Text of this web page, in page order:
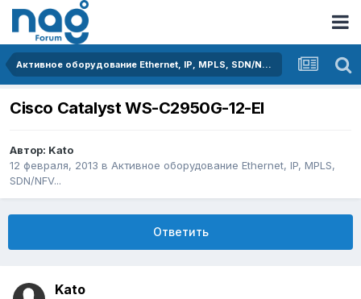
Активное оборудование Ethernet, IP, MPLS, SDN/NFV...
Cisco Catalyst WS-C2950G-12-EI
Автор: Kato
12 февраля, 2013 в Активное оборудование Ethernet, IP, MPLS,
SDN/NFV...
Ответить
Kato